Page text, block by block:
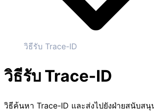
วิธีรับ Trace-ID
วิธีรับ Trace-ID
วิธีค้นหา Trace-ID และส่งไปยังฝ่ายสนับสนุ